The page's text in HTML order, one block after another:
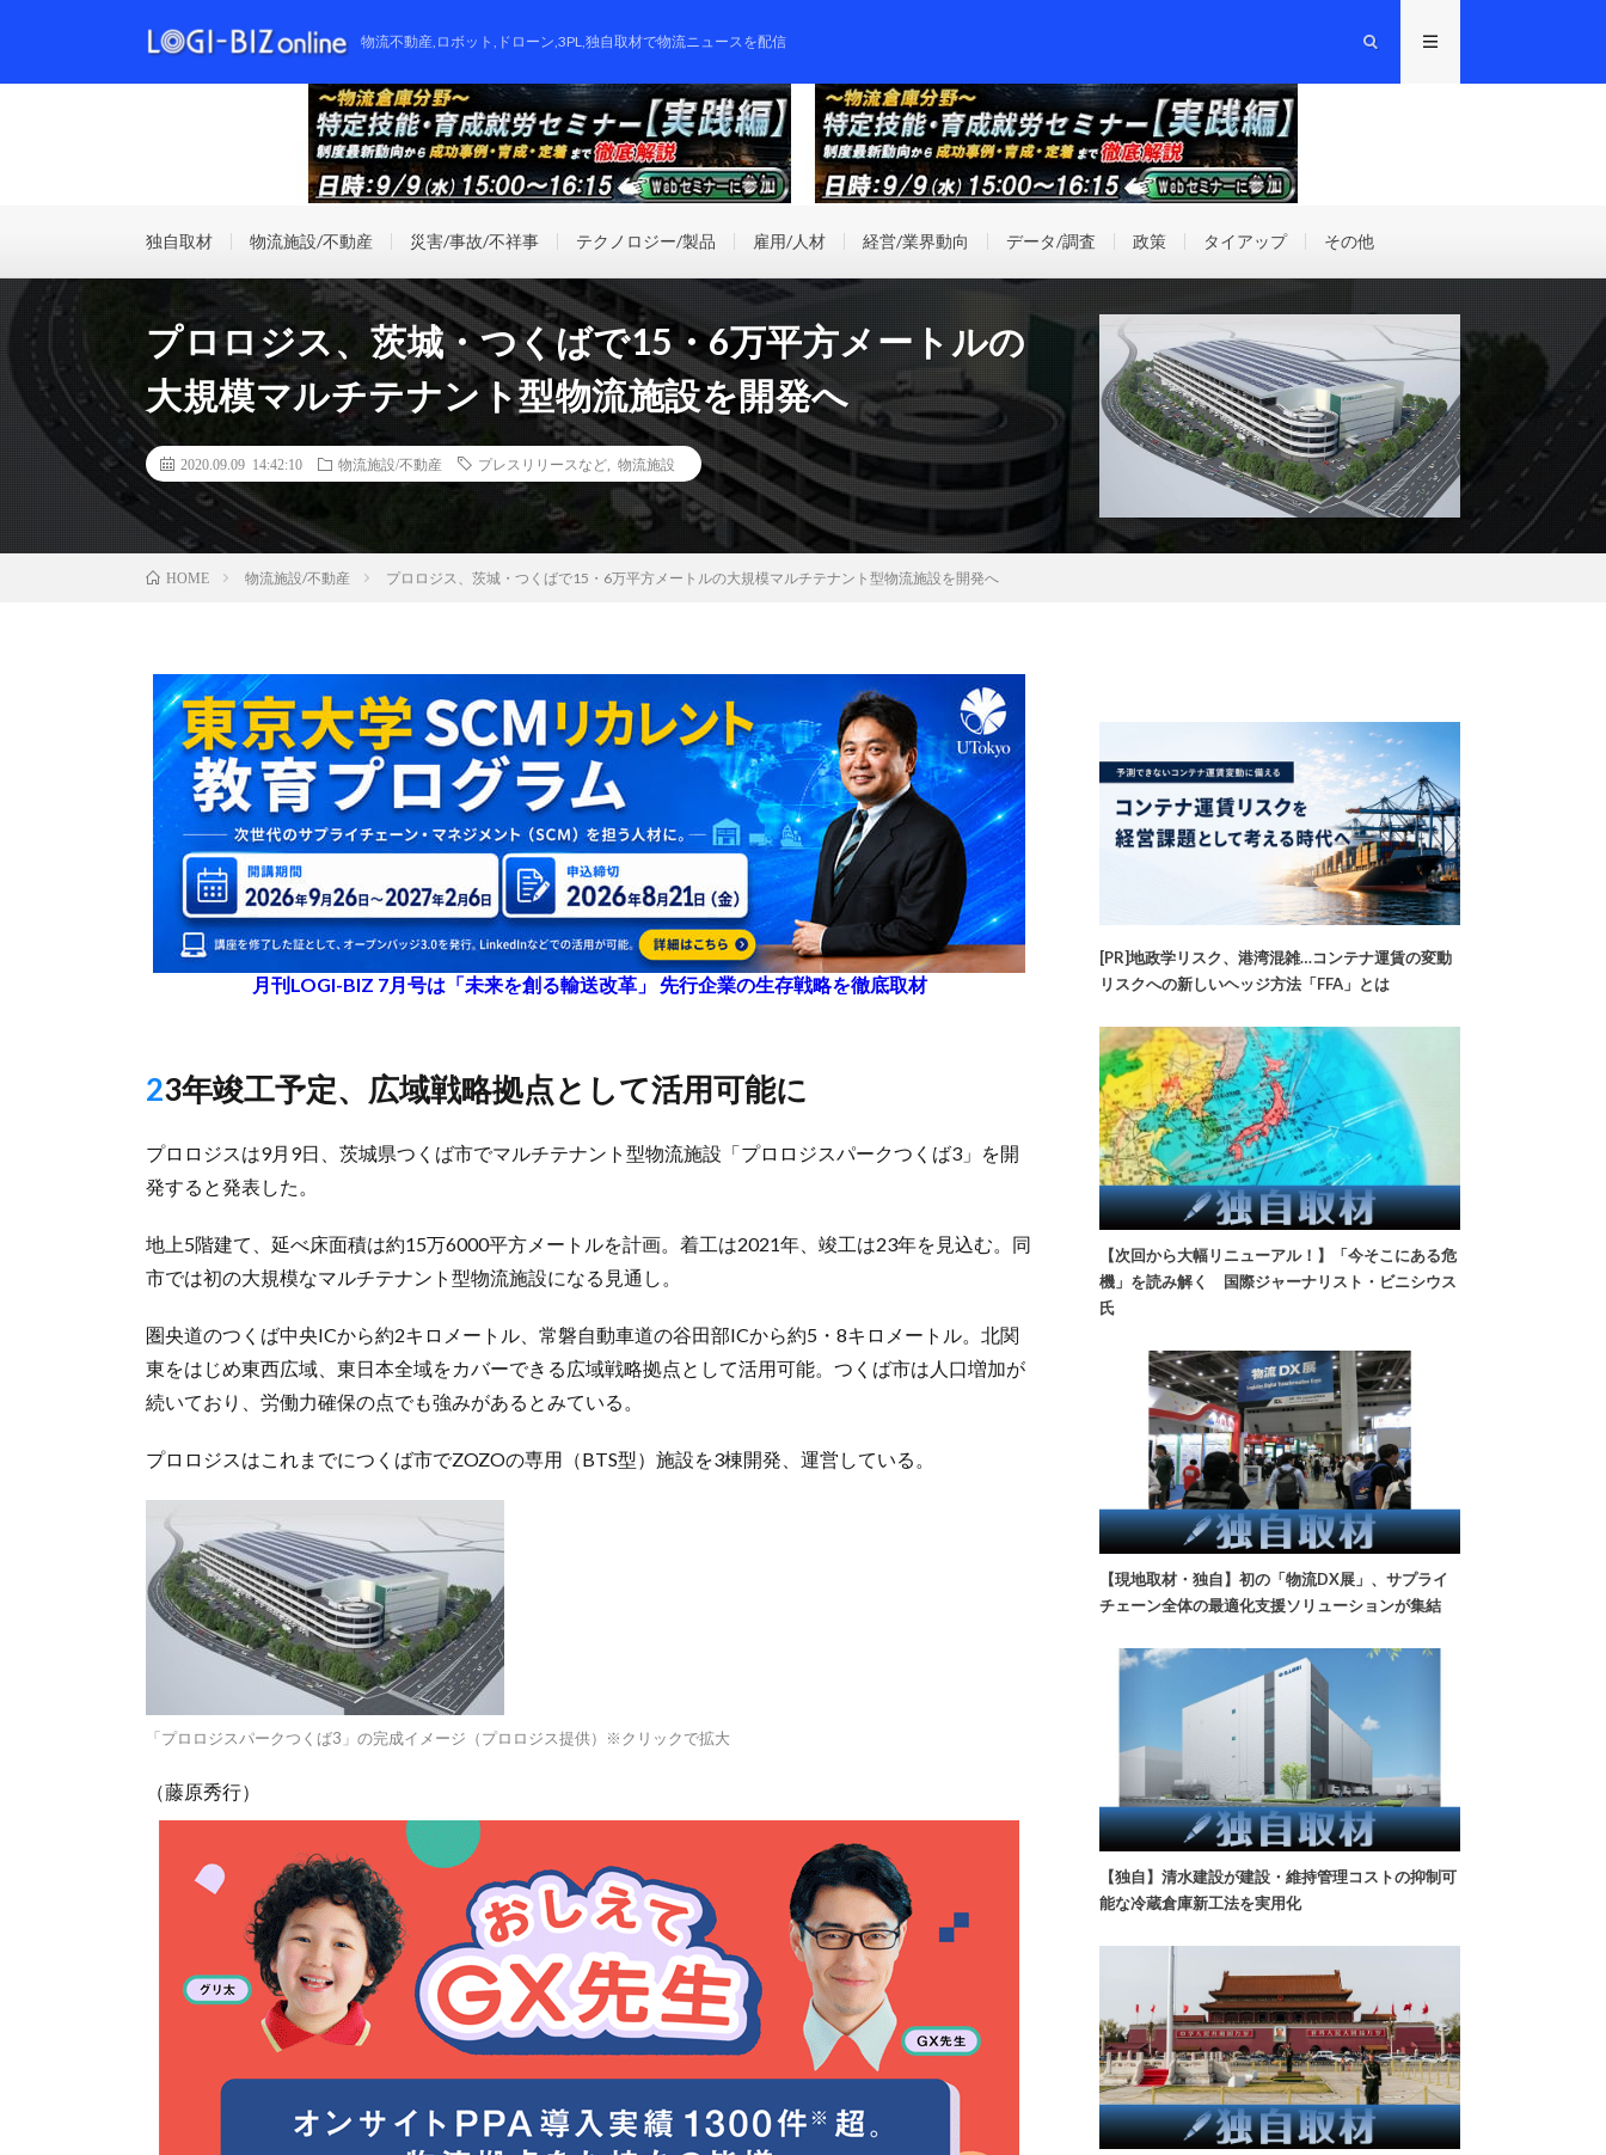
物流不動産,ロボット,ドローン,3PL,独自取材で物流ニュースを配信
独自取材 物流施設/不動産 災害/事故/不祥事 テクノロジー/製品 雇用/人材 経営/業界動向 データ/調査 政策 タイアップ その他
プロロジス、茨城・つくばで15・6万平方メートルの
大規模マルチテナント型物流施設を開発へ
2020.09.09 14:42:10 物流施設/不動産 プレスリリースなど 物流施設
HOME 物流施設/不動産 プロロジス、茨城・つくばで15・6万平方メートルの大規模マルチテナント型物流施設を開発へ
月刊LOGI-BIZ 7月号は「未来を創る輸送改革」 先行企業の生存戦略を徹底取材
23年竣工予定、広域戦略拠点として活用可能に
プロロジスは9月9日、茨城県つくば市でマルチテナント型物流施設「プロロジスパークつくば3」を開
発すると発表した。
地上5階建て、延べ床面積は約15万6000平方メートルを計画。着工は2021年、竣工は23年を見込む。同
市では初の大規模なマルチテナント型物流施設になる見通し。
圏央道のつくば中央ICから約2キロメートル、常磐自動車道の谷田部ICから約5・8キロメートル。北関
東をはじめ東西広域、東日本全域をカバーできる広域戦略拠点として活用可能。つくば市は人口増加が
続いており、労働力確保の点でも強みがあるとみている。
プロロジスはこれまでにつくば市でZOZOの専用（BTS型）施設を3棟開発、運営している。
「プロロジスパークつくば3」の完成イメージ（プロロジス提供）※クリックで拡大
（藤原秀行）
[PR]地政学リスク、港湾混雑…コンテナ運賃の変動
リスクへの新しいヘッジ方法「FFA」とは
【次回から大幅リニューアル！】「今そこにある危
機」を読み解く 国際ジャーナリスト・ビニシウス
氏
【現地取材・独自】初の「物流DX展」、サプライ
チェーン全体の最適化支援ソリューションが集結
【独自】清水建設が建設・維持管理コストの抑制可
能な冷蔵倉庫新工法を実用化